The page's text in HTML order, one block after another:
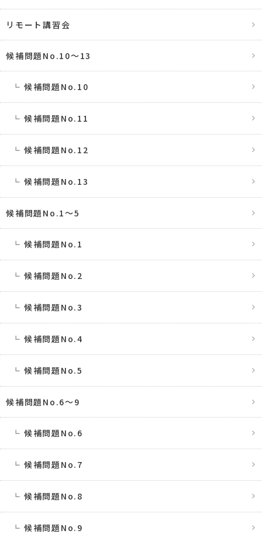
リモート講習会
候補問題No.10〜13
候補問題No.10
候補問題No.11
候補問題No.12
候補問題No.13
候補問題No.1〜5
候補問題No.1
候補問題No.2
候補問題No.3
候補問題No.4
候補問題No.5
候補問題No.6〜9
候補問題No.6
候補問題No.7
候補問題No.8
候補問題No.9